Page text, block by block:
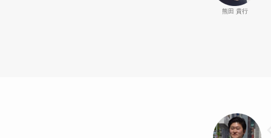
熊田 貴行